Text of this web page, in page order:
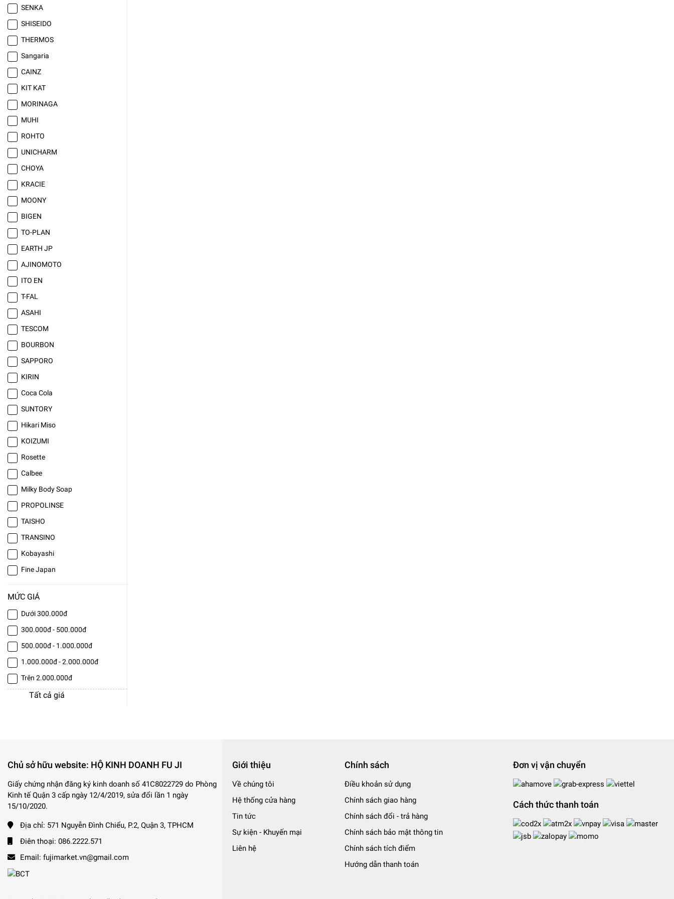
SENKA
SHISEIDO
THERMOS
Sangaria
CAINZ
KIT KAT
MORINAGA
MUHI
ROHTO
UNICHARM
CHOYA
KRACIE
MOONY
BIGEN
TO-PLAN
EARTH JP
AJINOMOTO
ITO EN
T-FAL
ASAHI
TESCOM
BOURBON
SAPPORO
KIRIN
Coca Cola
SUNTORY
Hikari Miso
KOIZUMI
Rosette
Calbee
Milky Body Soap
PROPOLINSE
TAISHO
TRANSINO
Kobayashi
Fine Japan
MỨC GIÁ
Dưới 300.000đ
300.000đ - 500.000đ
500.000đ - 1.000.000đ
1.000.000đ - 2.000.000đ
Trên 2.000.000đ
Tất cả giá
Chủ sở hữu website: HỘ KINH DOANH FU JI
Giấy chứng nhận đăng ký kinh doanh số 41C8022729 do Phòng
Kinh tế Quận 3 cấp ngày 12/4/2019, sửa đổi lần 1 ngày
15/10/2020.
Địa chỉ: 571 Nguyễn Đình Chiểu, P.2, Quận 3, TPHCM
Điên thoại: 086.2222.571
Email: fujimarket.vn@gmail.com
Giới thiệu
Về chúng tôi
Hệ thống cửa hàng
Tin tức
Sự kiện - Khuyến mại
Liên hệ
Chính sách
Điều khoản sử dụng
Chính sách giao hàng
Chính sách đổi - trả hàng
Chính sách bảo mật thông tin
Chính sách tích điểm
Hướng dẫn thanh toán
Đơn vị vận chuyển
Cách thức thanh toán